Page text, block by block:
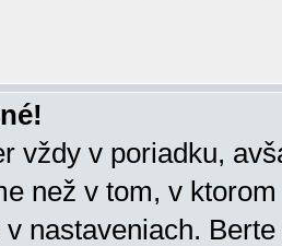
vždy v poriadku,
než v tom, v
nastaveniach.